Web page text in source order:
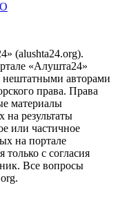
(alushta24.org).
«Алушта24»
нештатными авторами
права. Права
материалы
на результаты
или частичное
на портале
с согласия
Все вопросы